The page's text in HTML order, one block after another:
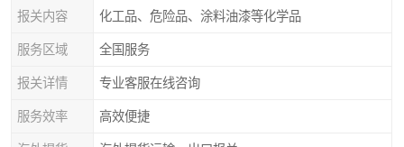
报关内容 化工品、危险品、涂料油漆等化学品
服务区域 全国服务
报关详情 专业客服在线咨询
服务效率 高效便捷